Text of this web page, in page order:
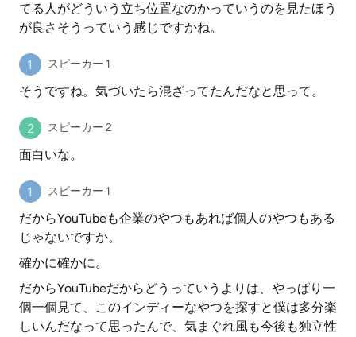
てる人がどういう立ち位置なのかっていうのを見たほう
が良さそうっていう感じですかね。
スピーカー 1
そうですね。気づいたら混ざってたんだなと思って。
スピーカー 2
面白いな。
スピーカー 1
だからYouTubeも企業のやつもあれば個人のやつもある
じゃないですか。
確かに確かに。
だからYouTubeだからどうっていうよりは、やっぱり一
個一個見て、このインディーなやつを探すと僕は多分楽
しいんだなって思ったんで、気まぐれ風も今後も独立性